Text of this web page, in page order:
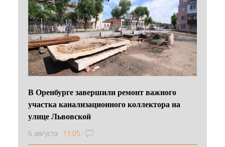
В Оренбурге завершили ремонт важного
участка канализационного коллектора на
улице Львовской
6 августа 11:05